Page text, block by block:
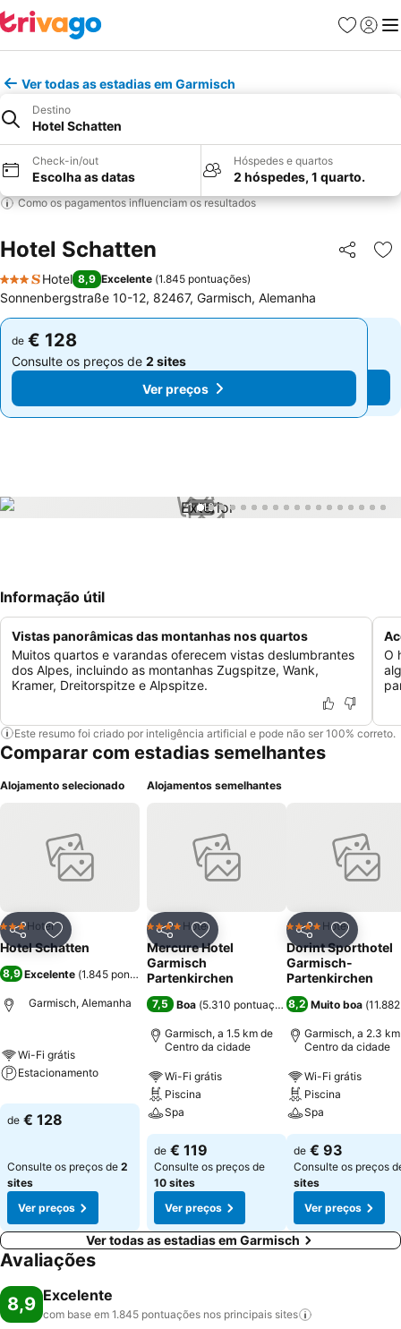
Favoritos
Iniciar
Ver todas as estadias em Garmisch
Destino
Hotel Schatten
Check-in/out
Escolha as datas
Hóspedes e quartos
2 hóspedes, 1 quarto.
Como os pagamentos influenciam os resultados
Hotel Schatten Partilhar
3 Estrelas
Hotel 8,9 Excelente (1.845 pontuações)
Sonnenbergstraße 10-12, 82467, Garmisch, Alemanha
de € 128
Consulte os preços de 2 sites
Ver preços
de € 128
Consulte os preços de 2 sites
Ver preços
1 / 18
Informação útil
Vistas panorâmicas das montanhas nos quartos
Muitos quartos e varandas oferecem vistas deslumbrantes
dos Alpes, incluindo as montanhas Zugspitze, Wank,
Kramer, Dreitorspitze e Alpspitze.
O
Este resumo foi criado por inteligência artificial e pode não ser 100% correto.
Comparar com estadias semelhantes
Alojamento selecionado
PartilharAdicionar aos favoritos
3 Estrelas
Hotel
Hotel Schatten
8,9 Excelente (1.845 pontuações)
Garmisch, Alemanha
Wi-Fi grátis
Estacionamento
de € 128
Consulte os preços de 2
sites
Ver preços
Alojamentos semelhantes
PartilharAdicionar aos favoritos
4 EstrelasHotel
Mercure Hotel
Garmisch
Partenkirchen
7,5 Boa (5.310 pontuações)
Garmisch, a 1.5 km de
Centro da cidade
Wi-Fi grátis
Piscina
Spa
de € 119
Consulte os preços de
10 sites
Ver preços
Partilhar
4 EstrelasHotel
Dorint Sporthotel
Garmisch-
Partenkirchen
8,2 Muito boa (
Garmisch, a 2.3
Centro da cidade
Wi-Fi grátis
Piscina
Spa
de € 93
Consulte os preços
sites
Ver preços
Ver todas as estadias em Garmisch
Avaliações
8,9 Excelente
com base em 1.845 pontuações nos principais sites